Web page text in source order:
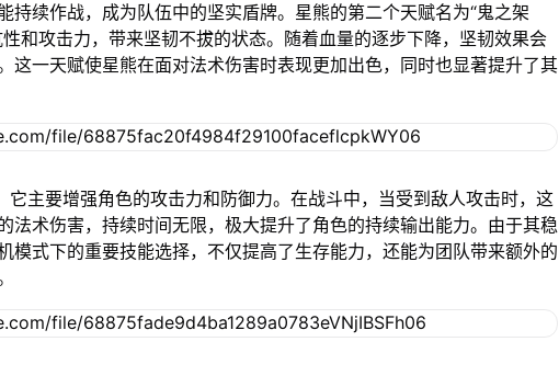
持续作战，成为队伍中的坚实盾牌。星熊的第二个天赋名为“鬼之架
和攻击力，带来坚韧不拔的状态。随着血量的逐步下降，坚韧效果会
这一天赋使星熊在面对法术伤害时表现更加出色，同时也显著提升了其
它主要增强角色的攻击力和防御力。在战斗中，当受到敌人攻击时，这
法术伤害，持续时间无限，极大提升了角色的持续输出能力。由于其稳
模式下的重要技能选择，不仅提高了生存能力，还能为团队带来额外的